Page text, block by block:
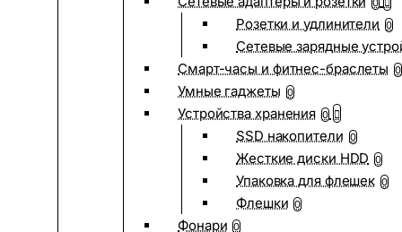
0
Розетки и удлинители 0
Сетевые зарядные
Смарт-часы и фитнес-браслеты 0
Умные гаджеты 0
Устройства хранения 0
SSD накопители 0
Жесткие диски HDD 0
Упаковка для флешек 0
Флешки 0
Фонари 0